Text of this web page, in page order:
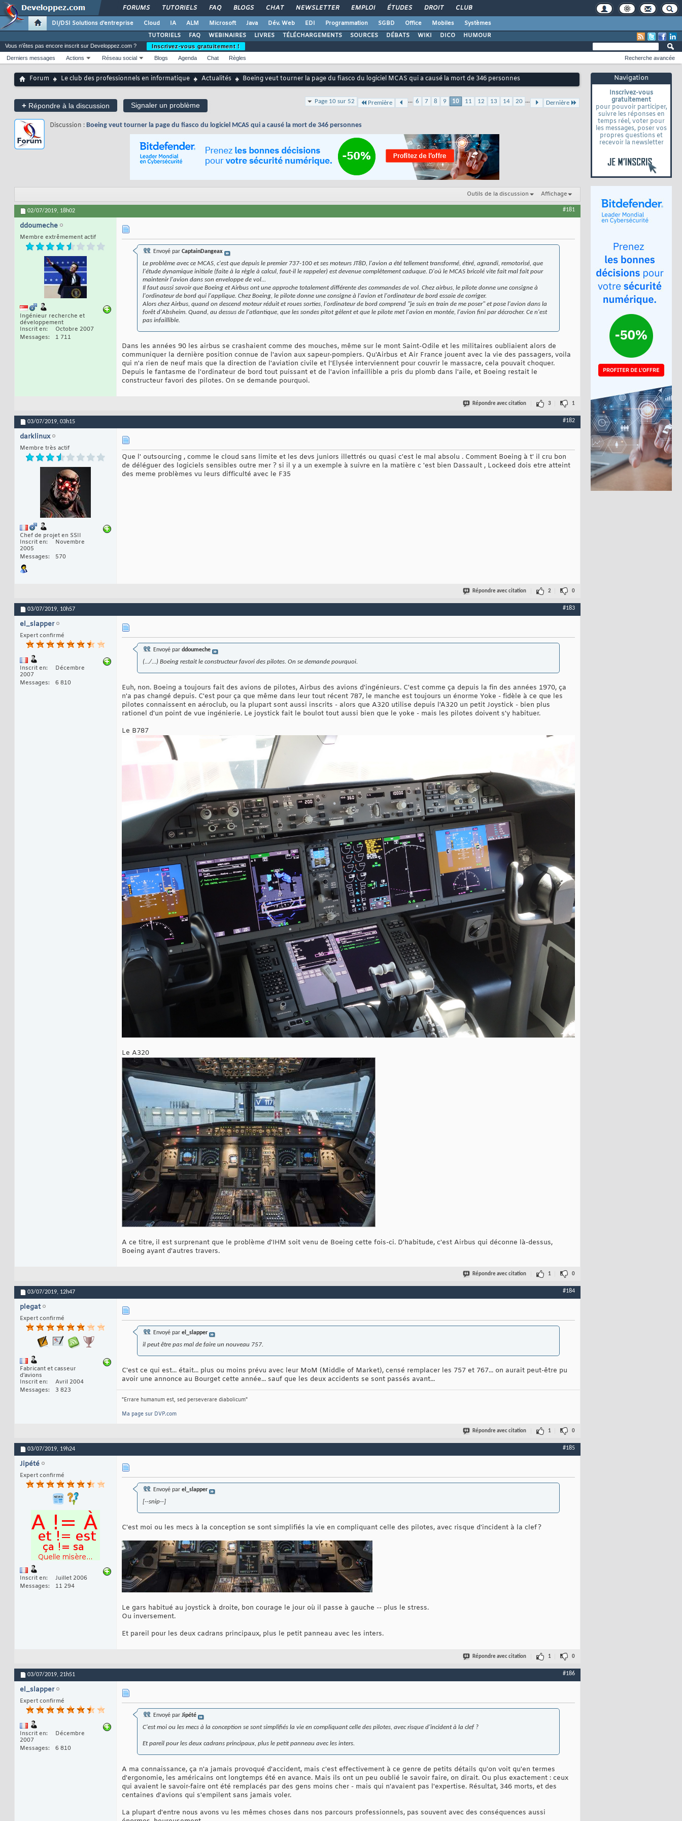
FORUMS TUTORIELS FAQ BLOGS CHAT NEWSLETTER EMPLOI ÉTUDES DROIT CLUB
DI/DSI Solutions d'entreprise Cloud IA ALM Microsoft Java Dév. Web EDI Programmation SGBD Office Mobiles
Systèmes
TUTORIELS
FAQ WEBINAIRES LIVRES TÉLÉCHARGEMENTS SOURCES DÉBATS WIKI DICO HUMOUR
Navigation
Inscrivez-vous
gratuitement
pour pouvoir participer,
suivre les réponses en
temps réel, voter pour
les messages, poser vos
propres questions et
recevoir la newsletter
Vous n'êtes pas encore inscrit sur Developpez.com ?
Inscrivez-vous gratuitement !
Derniers messages
Actions Réseau social Blogs Agenda Chat Règles Recherche avancée
Forum Le club des professionnels en informatique Actualités Boeing veut tourner la page du fiasco du logiciel MCAS qui a causé la mort de 346 personnes
+ Répondre à la discussion Signaler un problème Page 10 sur 52 Première ... 6 7 8 9 10 11 12 13 14 20 ... Dernière
Discussion : Boeing veut tourner la page du fiasco du logiciel MCAS qui a causé la mort de 346 personnes
Outils de la discussion Affichage
02/07/2019, 18h02 #181
ddoumeche
Membre extrêmement actif
Ingénieur recherche et
développement
Inscrit en
Octobre 2007
Messages
1 711
Envoyé par CaptainDangeax
Le problème avec ce MCAS, c'est que depuis le premier 737-100 et ses moteurs JT8D, l'avion a été tellement transformé, étiré, agrandi, remotorisé, que
l'étude dynamique initiale (faite à la règle à calcul, faut-il le rappeler) est devenue complètement caduque. D'où le MCAS bricolé vite fait mal fait pour
maintenir l'avion dans son enveloppe de vol...
Il faut aussi savoir que Boeing et Airbus ont une approche totalement différente des commandes de vol. Chez airbus, le pilote donne une consigne à
l'ordinateur de bord qui l'applique. Chez Boeing, le pilote donne une consigne à l'avion et l'ordinateur de bord essaie de corriger.
Alors chez Airbus, quand on descend moteur réduit et roues sorties, l'ordinateur de bord comprend "je suis en train de me poser" et pose l'avion dans la
forêt d'Absheim. Quand, au dessus de l'atlantique, que les sondes pitot gèlent et que le pilote met l'avion en montée, l'avion fini par décrocher. Ce n'est
pas infaillible.
Dans les années 90 les airbus se crashaient comme des mouches, même sur le mont Saint-Odile et les militaires oubliaient alors de
communiquer la dernière position connue de l'avion aux sapeur-pompiers. Qu'Airbus et Air France jouent avec la vie des passagers, voila
qui n'a rien de neuf mais que la direction de l'aviation civile et l'Elysée interviennent pour couvrir le massacre, cela pouvait choquer.
Depuis le fantasme de l'ordinateur de bord tout puissant et de l'avion infaillible a pris du plomb dans l'aile, et Boeing restait le
constructeur favori des pilotes. On se demande pourquoi.
Répondre avec citation 3 1
03/07/2019, 03h15 #182
darklinux
Membre très actif
Chef de projet en SSII
Inscrit en
Novembre
2005
Messages
570
Que l' outsourcing , comme le cloud sans limite et les devs juniors illettrés ou quasi c'est le mal absolu . Comment Boeing à t' il cru bon
de déléguer des logiciels sensibles outre mer ? si il y a un exemple à suivre en la matière c 'est bien Dassault , Lockeed dois etre atteint
des meme problèmes vu leurs difficulté avec le F35
Répondre avec citation 2 0
03/07/2019, 10h57 #183
el_slapper
Expert confirmé
Inscrit en
Décembre
2007
Messages
6 810
Envoyé par ddoumeche
(.../...) Boeing restait le constructeur favori des pilotes. On se demande pourquoi.
Euh, non. Boeing a toujours fait des avions de pilotes, Airbus des avions d'ingénieurs. C'est comme ça depuis la fin des années 1970, ça
n'a pas changé depuis. C'est pour ça que même dans leur tout récent 787, le manche est toujours un énorme Yoke - fidèle à ce que les
pilotes connaissent en aéroclub, ou la plupart sont aussi inscrits - alors que A320 utilise depuis l'A320 un petit Joystick - bien plus
rationel d'un point de vue ingénierie. Le joystick fait le boulot tout aussi bien que le yoke - mais les pilotes doivent s'y habituer.
Le B787
Le A320
A ce titre, il est surprenant que le problème d'IHM soit venu de Boeing cette fois-ci. D'habitude, c'est Airbus qui déconne là-dessus,
Boeing ayant d'autres travers.
Répondre avec citation 1 0
03/07/2019, 12h47 #184
plegat
Expert confirmé
Fabricant et casseur
d'avions
Inscrit en
Avril 2004
Messages
3 823
Envoyé par el_slapper
il peut être pas mal de faire un nouveau 757.
C'est ce qui est... était... plus ou moins prévu avec leur MoM (Middle of Market), censé remplacer les 757 et 767... on aurait peut-être pu
avoir une annonce au Bourget cette année... sauf que les deux accidents se sont passés avant...
"Errare humanum est, sed perseverare diabolicum"
Ma page sur DVP.com
Répondre avec citation 1 0
03/07/2019, 19h24 #185
Jipété
Expert confirmé
Inscrit en
Juillet 2006
Messages
11 294
Envoyé par el_slapper
[--snip--]
C'est moi ou les mecs à la conception se sont simplifiés la vie en compliquant celle des pilotes, avec risque d'incident à la clef ?
Le gars habitué au joystick à droite, bon courage le jour où il passe à gauche -- plus le stress.
Ou inversement.
Et pareil pour les deux cadrans principaux, plus le petit panneau avec les inters.
Répondre avec citation 1 0
03/07/2019, 21h51 #186
el_slapper
Expert confirmé
Inscrit en
Décembre
2007
Messages
6 810
Envoyé par Jipété
C'est moi ou les mecs à la conception se sont simplifiés la vie en compliquant celle des pilotes, avec risque d'incident à la clef ?
Et pareil pour les deux cadrans principaux, plus le petit panneau avec les inters.
A ma connaissance, ça n'a jamais provoqué d'accident, mais c'est effectivement à ce genre de petits détails qu'on voit qu'en termes
d'ergonomie, les américains ont longtemps été en avance. Mais ils ont un peu oublié le savoir faire, on dirait. Ou plus exactement : ceux
qui avaient le savoir-faire ont été remplacés par des gens moins cher - mais qui n'avaient pas l'expertise. Résultat, 346 morts, et des
centaines d'avions qui s'empilent sans jamais voler.
La plupart d'entre nous avons vu les mêmes choses dans nos parcours professionnels, pas souvent avec des conséquences aussi